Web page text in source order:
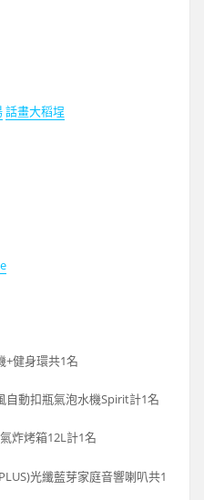
話畫大稻埕
+健身環共1名
自動扣瓶氣泡水機Spirit計1名
炸烤箱12L計1名
光纖藍芽家庭音響喇叭共1